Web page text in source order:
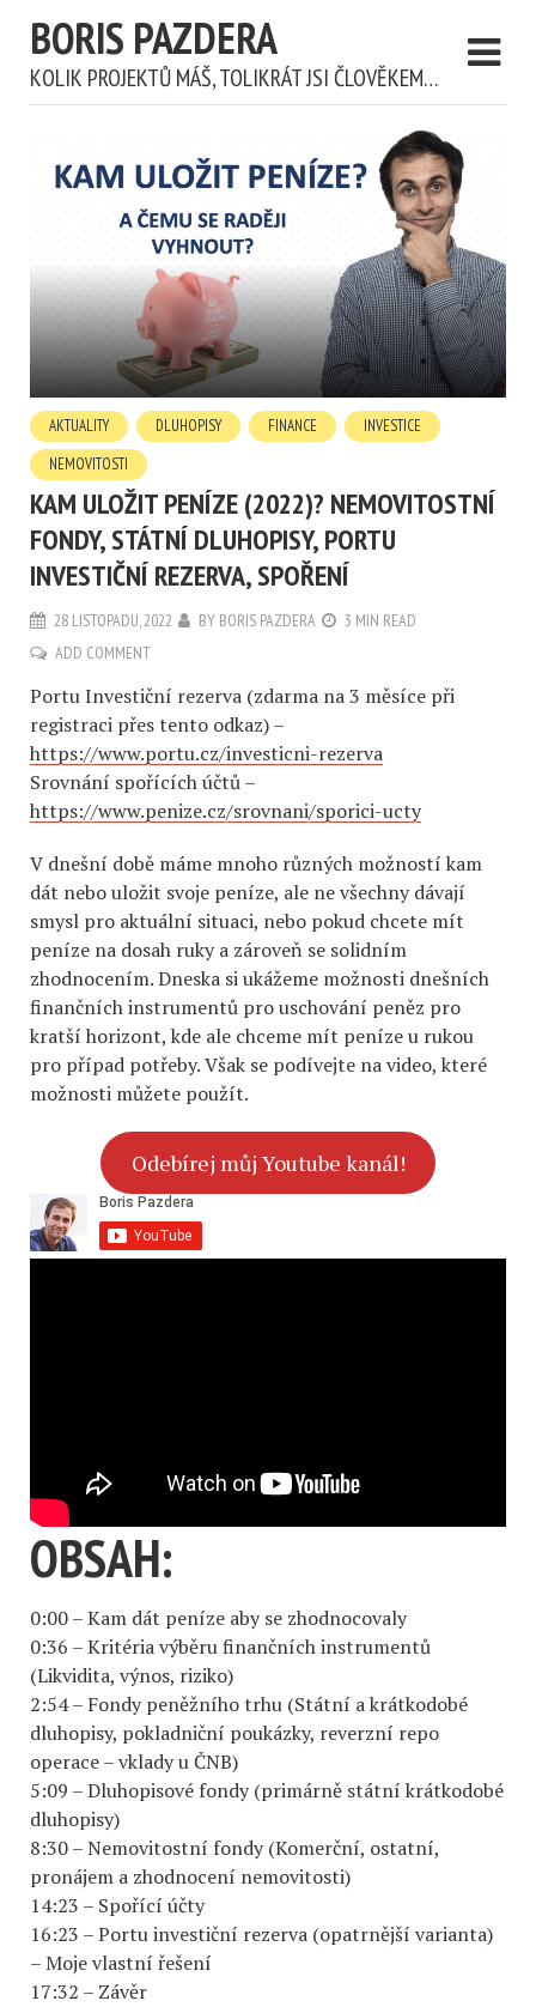
BORIS PAZDERA
KOLIK PROJEKTŮ MÁŠ, TOLIKRÁT JSI ČLOVĚKEM…
AKTUALITY DLUHOPISY FINANCE
INVESTICE
NEMOVITOSTI
KAM ULOŽIT PENÍZE (2022)? NEMOVITOSTNÍ
FONDY, STÁTNÍ DLUHOPISY, PORTU
INVESTIČNÍ REZERVA, SPOŘENÍ
28 LISTOPADU, 2022 BY BORIS PAZDERA
3 MIN READ
ADD COMMENT
Portu Investiční rezerva (zdarma na 3 měsíce při
registraci přes tento odkaz) –
https://www.portu.cz/investicni-rezerva
Srovnání spořících účtů –
https://www.penize.cz/srovnani/sporici-ucty
V dnešní době máme mnoho různých možností kam
dát nebo uložit svoje peníze, ale ne všechny dávají
smysl pro aktuální situaci, nebo pokud chcete mít
peníze na dosah ruky a zároveň se solidním
zhodnocením. Dneska si ukážeme možnosti dnešních
finančních instrumentů pro uschování peněz pro
kratší horizont, kde ale chceme mít peníze u rukou
pro případ potřeby. Však se podívejte na video, které
možnosti můžete použít.
Odebírej můj Youtube kanál!
OBSAH:
0:00 – Kam dát peníze aby se zhodnocovaly
0:36 – Kritéria výběru finančních instrumentů
(Likvidita, výnos, riziko)
2:54 – Fondy peněžního trhu (Státní a krátkodobé
dluhopisy, pokladniční poukázky, reverzní repo
operace – vklady u ČNB)
5:09 – Dluhopisové fondy (primárně státní krátkodobé
dluhopisy)
8:30 – Nemovitostní fondy (Komerční, ostatní,
pronájem a zhodnocení nemovitosti)
14:23 – Spořící účty
16:23 – Portu investiční rezerva (opatrnější varianta)
– Moje vlastní řešení
17:32 – Závěr